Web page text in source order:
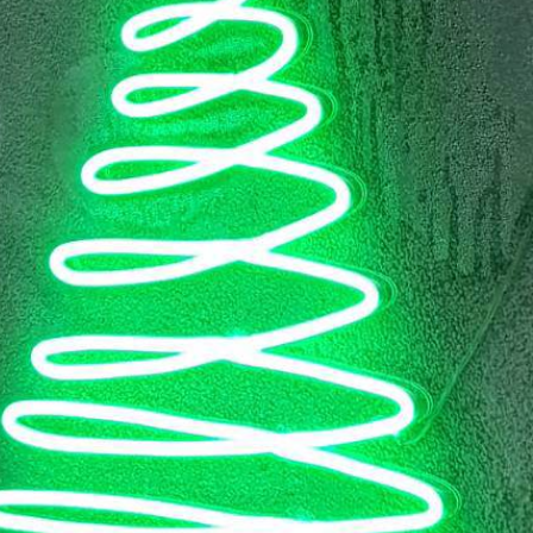
影評 | 電影感想
食記
台北美食
台中美食
宜蘭美食
苗栗美食
雲林美食
綠島美食
台南美食
高雄美食
馬祖美食
中式料理